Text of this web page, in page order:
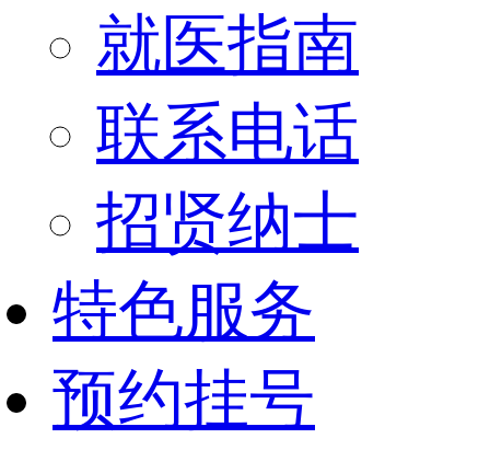
就医指南
联系电话
招贤纳士
特色服务
预约挂号